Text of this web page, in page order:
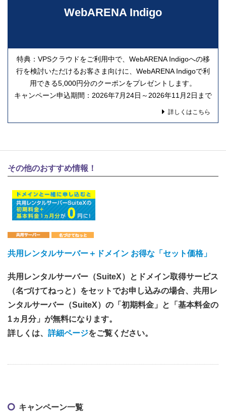
WebARENA Indigo
特典：VPSクラウドをご利用中で、WebARENA Indigoへの移
行を検討いただけるお客さま向けに、WebARENA Indigoで利
用できる5,000円分のクーポンをプレゼントします。
キャンペーン申込期間：2026年7月24日～2026年11月2日まで
詳しくはこちら
その他のおすすめ情報！
共用レンタルサーバー＋ドメイン お得な「セット価格」
共用レンタルサーバー（SuiteX）とドメイン取得サービス
（名づけてねっと）をセットでお申し込みの場合、共用レ
ンタルサーバー（SuiteX）の「初期料金」と「基本料金の
1ヵ月分」が無料になります。
詳しくは、 詳細ページをご覧ください。
キャンペーン一覧